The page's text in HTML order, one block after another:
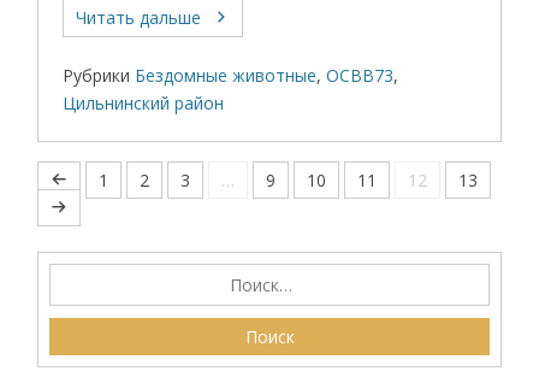
Читать дальше
Рубрики Бездомные животные,ОСВВ73,
Цильнинский район
1 2 3 … 9 10 11 12 13